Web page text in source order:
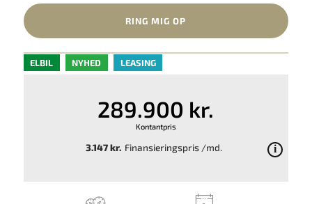
RING MIG OP
ELBIL NYHED LEASING
289.900 kr.
Kontantpris
3.147 kr. Finansieringspris /md.